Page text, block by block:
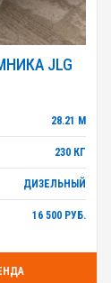
JLG
28.21 М
230 КГ
ДИЗЕЛЬНЫЙ
16 500 РУБ.